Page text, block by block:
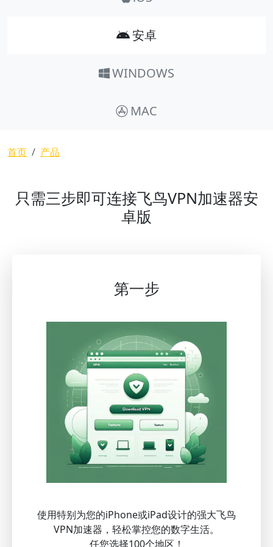
安卓
WINDOWS
MAC
面包屑
首页 产品
只需三步即可连接飞鸟VPN加速器安
卓版
第一步
使用特别为您的iPhone或iPad设计的强大飞鸟
VPN加速器，轻松掌控您的数字生活。
任您选择100个地区！